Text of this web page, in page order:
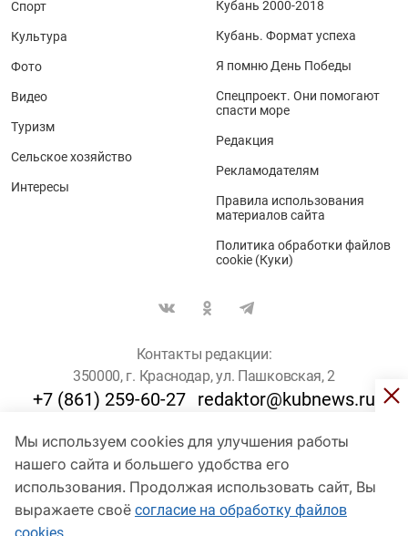
Мы используем cookies для улучшения работы
нашего сайта и большего удобства его
использования. Продолжая использовать сайт, Вы
выражаете своё согласие на обработку файлов
Спорт
Культура
Фото
Видео
Туризм
Сельское хозяйство
Интересы
Кубань 2000-2018
Кубань. Формат успеха
Я помню День Победы
Спецпроект. Они помогают
спасти море
Редакция
Рекламодателям
Правила использования
материалов сайта
Политика обработки файлов
cookie (Куки)
Контакты редакции:
350000, г. Краснодар, ул. Пашковская, 2
+7 (861) 259-60-27 redaktor@kubnews.ru
Для пользователей старше 16 лет
© Кубанские Новости, 2017
Сетевое издание «kubnews» зарегистрировано Федеральной
службой по надзору в сфере связи, информационных технологий